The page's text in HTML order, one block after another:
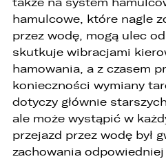
hamulcowe, które nagle
przez wodę, mogą ulec
skutkuje wibracjami
hamowania, a z czasem
konieczności wymiany
dotyczy głównie
ale może wystąpić w
przejazd przez wodę był
zachowania
W związku z realizacją
Rozporządzenia
Rady (UE) 2016/679 z dnia
sprawie ochrony osób
przetwarzaniem danych
swobodnego przepływu
uchylenia dyrektywy 95/
rozporządzenie o
informujemy o zasadach
Państwa danych
przysługujących Państwu